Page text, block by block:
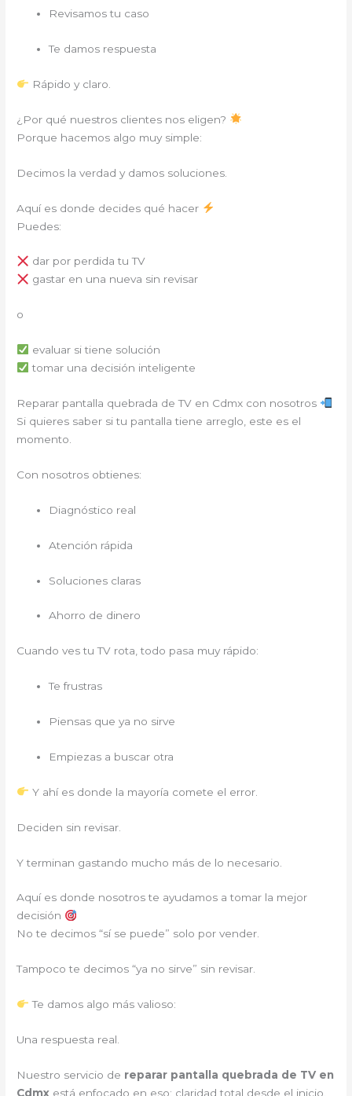
Revisamos tu caso
Te damos respuesta
Rápido y claro.
¿Por qué nuestros clientes nos eligen?
Porque hacemos algo muy simple:
Decimos la verdad y damos soluciones.
Aquí es donde decides qué hacer
Puedes:
dar por perdida tu TV
gastar en una nueva sin revisar
o
evaluar si tiene solución
tomar una decisión inteligente
Reparar pantalla quebrada de TV en Cdmx con nosotros
Si quieres saber si tu pantalla tiene arreglo, este es el
momento.
Con nosotros obtienes:
Diagnóstico real
Atención rápida
Soluciones claras
Ahorro de dinero
Cuando ves tu TV rota, todo pasa muy rápido:
Te frustras
Piensas que ya no sirve
Empiezas a buscar otra
Y ahí es donde la mayoría comete el error.
Deciden sin revisar.
Y terminan gastando mucho más de lo necesario.
Aquí es donde nosotros te ayudamos a tomar la mejor
decisión
No te decimos “sí se puede” solo por vender.
Tampoco te decimos “ya no sirve” sin revisar.
Te damos algo más valioso:
Una respuesta real.
Nuestro servicio de reparar pantalla quebrada de TV en
Cdmx está enfocado en eso: claridad total desde el inicio.